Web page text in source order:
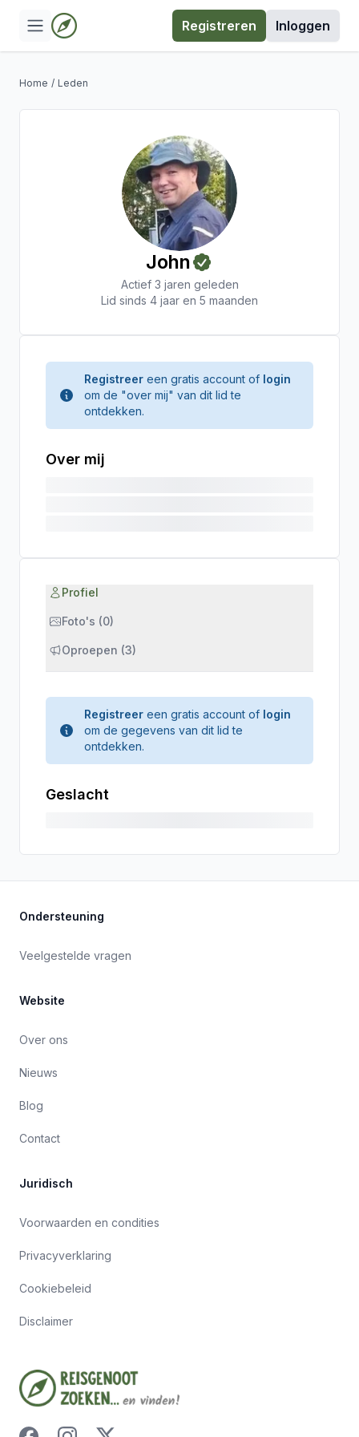
Registreren Inloggen
Home / Leden
John
Actief 3 jaren geleden
Lid sinds 4 jaar en 5 maanden
Registreer een gratis account of login
om de "over mij" van dit lid te
ontdekken.
Over mij
Profiel
Foto's (0)
Oproepen (3)
Registreer een gratis account of login
om de gegevens van dit lid te
ontdekken.
Geslacht
Ondersteuning
Veelgestelde vragen
Website
Over ons
Nieuws
Blog
Contact
Juridisch
Voorwaarden en condities
Privacyverklaring
Cookiebeleid
Disclaimer